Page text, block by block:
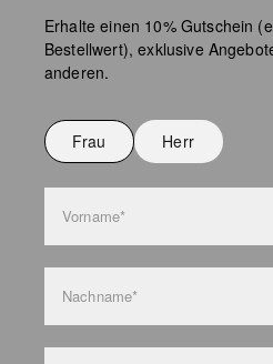
Erhalte einen 10% Gutschein
Bestellwert), exklusive
anderen.
Frau Herr
Vorname*
Nachname*